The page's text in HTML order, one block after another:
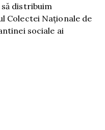
distribuim
Colectei Naționale de
sociale ai